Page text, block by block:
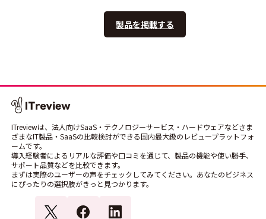
製品を掲載する
ITreviewは、法人向けSaaS・テクノロジーサービス・ハードウェアなどさま
ざまなIT製品・SaaSの比較検討ができる国内最大級のレビュープラットフォ
ームです。
導入経験者によるリアルな評価や口コミを通じて、製品の機能や使い勝手、
サポート品質などを比較できます。
まずは実際のユーザーの声をチェックしてみてください。あなたのビジネス
にぴったりの選択肢がきっと見つかります。